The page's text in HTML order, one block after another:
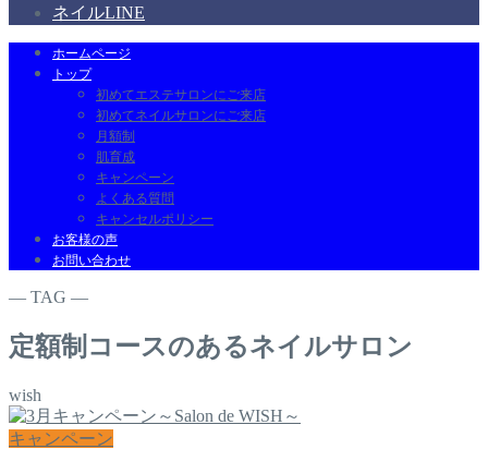
ネイルLINE
ホームページ
トップ
初めてエステサロンにご来店
初めてネイルサロンにご来店
月額制
肌育成
キャンペーン
よくある質問
キャンセルポリシー
お客様の声
お問い合わせ
― TAG ―
定額制コースのあるネイルサロン
wish
キャンペーン